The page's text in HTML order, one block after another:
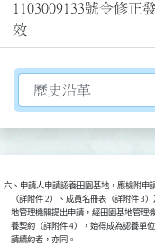
1103009133號令修正
效
切換選擇法規資訊內容
六、申請人申請認養田園基地，應檢附申
（詳附件 2）、成員名冊表（詳附件 3
地管理機關提出申請，經田園基地管
養契約（詳附件 4），始得成為認養單
    請續約者，亦同。